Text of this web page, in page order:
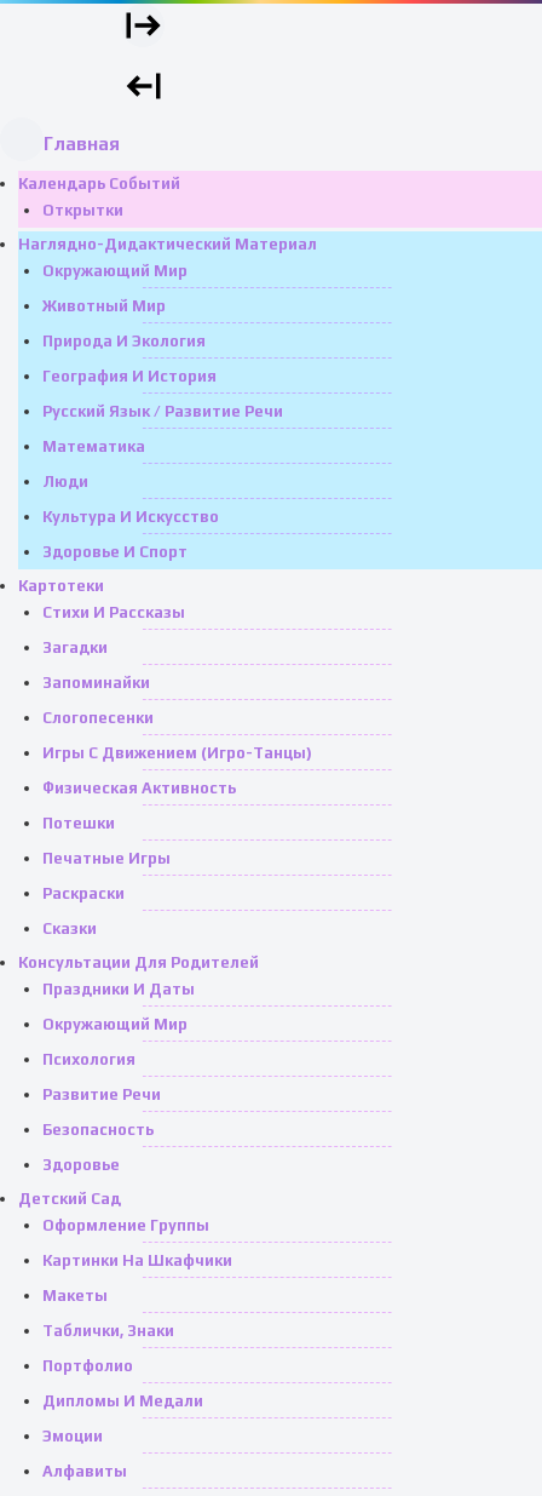
Главная
Календарь Событий
Открытки
Наглядно-Дидактический Материал
Окружающий Мир
Животный Мир
Природа И Экология
География И История
Русский Язык / Развитие Речи
Математика
Люди
Культура И Искусство
Здоровье И Спорт
Картотеки
Стихи И Рассказы
Загадки
Запоминайки
Слогопесенки
Игры С Движением (игро-Танцы)
Физическая Активность
Потешки
Печатные Игры
Раскраски
Сказки
Консультации Для Родителей
Праздники И Даты
Окружающий Мир
Психология
Развитие Речи
Безопасность
Здоровье
Детский Сад
Оформление Группы
Картинки На Шкафчики
Макеты
Таблички, Знаки
Портфолио
Дипломы И Медали
Эмоции
Алфавиты